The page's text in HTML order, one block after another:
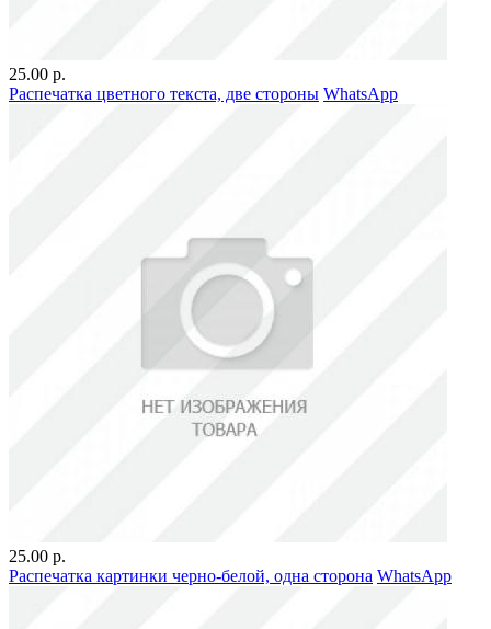
25.00 р.
Распечатка цветного текста, две стороны WhatsApp
25.00 р.
Распечатка картинки черно-белой, одна сторона WhatsApp